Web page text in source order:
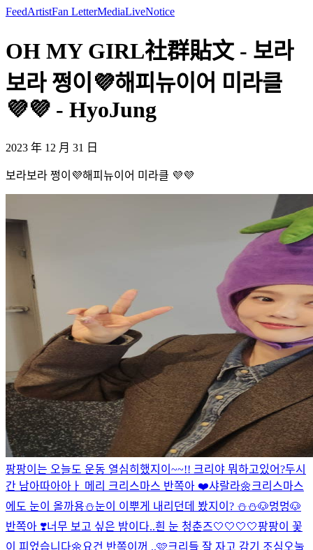
FeedArtistFan LetterMediaLiveNotice
OH MY GIRL社群貼文 - 보라
보라 쩡이💜해피뉴이어 미라클
💜💜 - HyoJung
2023 年 12 月 31 日
보라보라 쩡이💜해피뉴이어 미라클 💜💜
팡팡이는 오늘도 운동 열심히했지이~~!! 크리야 뭐하고있어?두시
간 남아따아아ㅏ 메리 크리스마스 반쪽아 ❤️샤랄라🌼 크리스마스
에도 눈이 올까용⛄️눈이 이뿌게 내리던데 봤지이? ⛄️⛄️🐶멍멍🐶
반쪽아 ❣️너무 보고 싶은 밤이다..흰 눈 청춘즈🤍🤍🤍🤍팡팡이 꽃
이 피었습니다🌼 요건 반쪽이꺼 ..🩷크리들 잘 자고 감기 조심 오눌